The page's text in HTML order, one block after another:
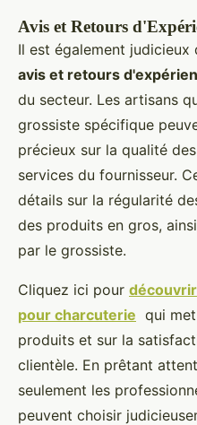
Avis et Retours
Il est également
avis et retours
du secteur. Les artisans
grossiste spécifique
précieux sur la qualité
services du fournisseur.
détails sur la régularité
des produits en gros,
par le grossiste.
Cliquez ici pour
pour charcuterie qui
produits et sur la
clientèle. En prêtant
seulement les
peuvent choisir